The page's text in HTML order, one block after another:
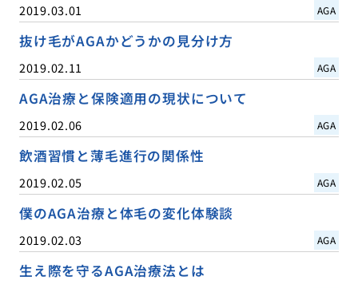
2019.03.01 AGA
抜け毛がAGAかどうかの見分け方
2019.02.11 AGA
AGA治療と保険適用の現状について
2019.02.06 AGA
飲酒習慣と薄毛進行の関係性
2019.02.05 AGA
僕のAGA治療と体毛の変化体験談
2019.02.03 AGA
生え際を守るAGA治療法とは